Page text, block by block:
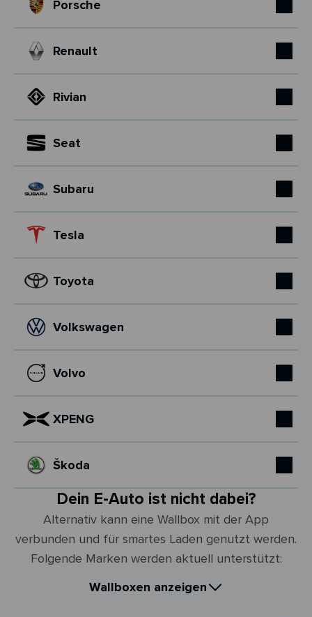
Porsche
Renault
Rivian
Seat
Subaru
Tesla
Toyota
Volkswagen
Volvo
XPENG
Škoda
Dein E-Auto ist nicht dabei?
Alternativ kann eine Wallbox mit der App
verbunden und für smartes Laden genutzt werden.
Folgende Marken werden aktuell unterstützt:
Wallboxen anzeigen